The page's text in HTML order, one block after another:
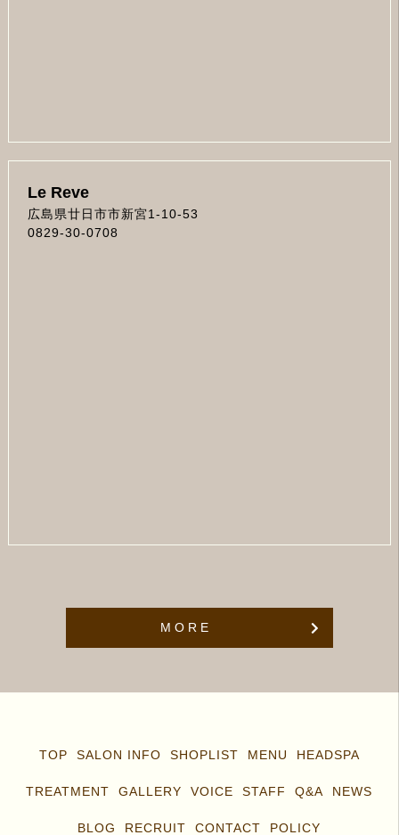
Le Reve
広島県廿日市市新宮1-10-53
0829-30-0708
MORE
TOP SALON INFO SHOPLIST MENU HEADSPA
TREATMENT GALLERY VOICE STAFF Q&A NEWS
BLOG RECRUIT CONTACT POLICY